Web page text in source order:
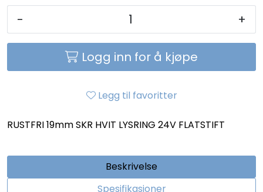
- +
Logg inn for å kjøpe
Legg til favoritter
RUSTFRI 19mm SKR HVIT LYSRING 24V FLATSTIFT
Beskrivelse
Spesifikasjoner